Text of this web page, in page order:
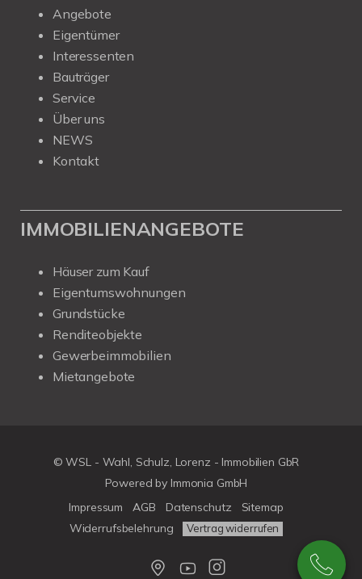
Angebote
Eigentümer
Interessenten
Bauträger
Service
Über uns
NEWS
Kontakt
IMMOBILIENANGEBOTE
Häuser zum Kauf
Eigentumswohnungen
Grundstücke
Renditeobjekte
Gewerbeimmobilien
Mietangebote
© WSL - Wahl, Schulz, Lorenz - Immobilien GbR
Powered by Immonia GmbH
Impressum
AGB Datenschutz
Sitemap
Widerrufsbelehrung
Vertrag widerrufen